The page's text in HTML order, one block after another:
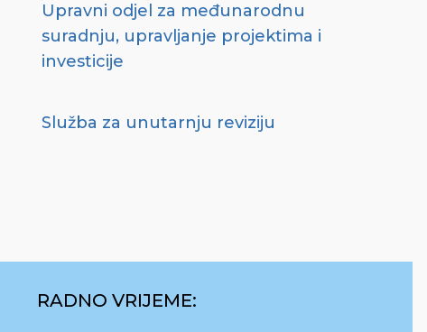
Upravni odjel za međunarodnu
suradnju, upravljanje projektima i
investicije
Služba za unutarnju reviziju
RADNO VRIJEME: